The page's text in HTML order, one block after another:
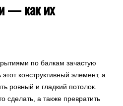
— как их
по балкам зачастую
конструктивный элемент, а
ровный и гладкий потолок.
сделать, а также превратить